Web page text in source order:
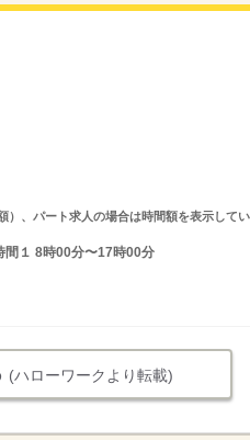
、パート求人の場合は時間額を表示してい
間１ 8時00分〜17時00分
(ハローワークより転載)